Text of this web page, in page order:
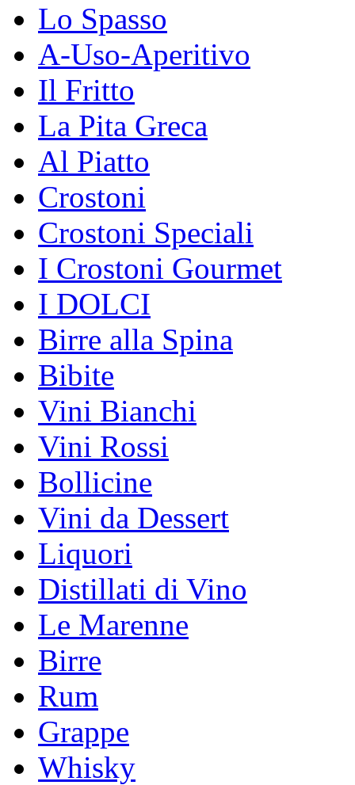
Lo Spasso
A-Uso-Aperitivo
Il Fritto
La Pita Greca
Al Piatto
Crostoni
Crostoni Speciali
I Crostoni Gourmet
I DOLCI
Birre alla Spina
Bibite
Vini Bianchi
Vini Rossi
Bollicine
Vini da Dessert
Liquori
Distillati di Vino
Le Marenne
Birre
Rum
Grappe
Whisky